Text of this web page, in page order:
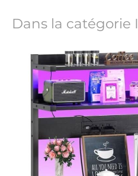
Dans la catégorie